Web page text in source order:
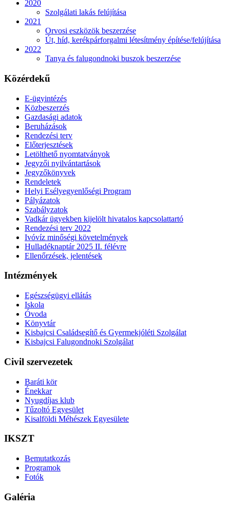
2020
Szolgálati lakás felújítása
2021
Orvosi eszközök beszerzése
Út, híd, kerékpárforgalmi létesítmény építése/felújítása
2022
Tanya és falugondnoki buszok beszerzése
Közérdekű
E-ügyintézés
Közbeszerzés
Gazdasági adatok
Beruházások
Rendezési terv
Előterjesztések
Letölthető nyomtatványok
Jegyzői nyilvántartások
Jegyzőkönyvek
Rendeletek
Helyi Esélyegyenlőségi Program
Pályázatok
Szabályzatok
Vadkár ügyekben kijelölt hivatalos kapcsolattartó
Rendezési terv 2022
Ivóvíz minőségi követelmények
Hulladéknaptár 2025 II. félévre
Ellenőrzések, jelentések
Intézmények
Egészségügyi ellátás
Iskola
Óvoda
Könyvtár
Kisbajcsi Családsegítő és Gyermekjóléti Szolgálat
Kisbajcsi Falugondnoki Szolgálat
Civil szervezetek
Baráti kör
Énekkar
Nyugdíjas klub
Tűzoltó Egyesület
Kisalföldi Méhészek Egyesülete
IKSZT
Bemutatkozás
Programok
Fotók
Galéria